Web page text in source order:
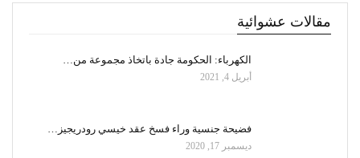
مقالات عشوائية
الكهرباء: الحكومة جادة باتخاذ مجموعة من…
أبريل 4, 2021
فضيحة جنسية وراء فسخ عقد خيسي رودريجيز…
ديسمبر 17, 2020